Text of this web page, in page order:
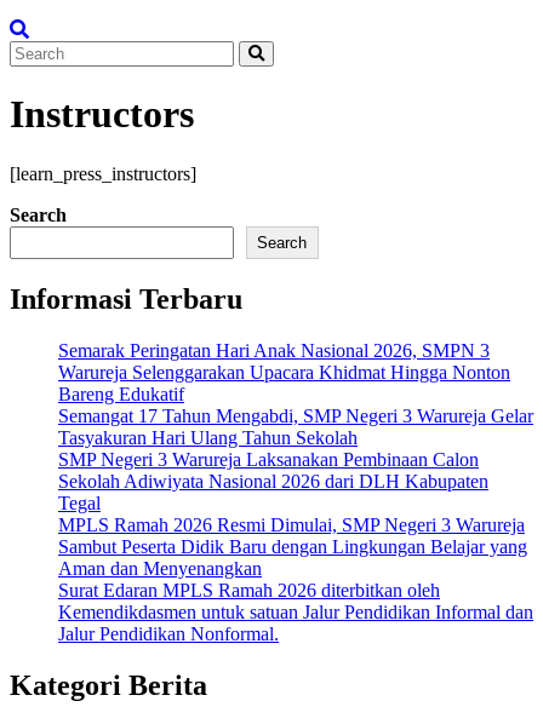
Instructors
[learn_press_instructors]
Search
Search
Informasi Terbaru
Semarak Peringatan Hari Anak Nasional 2026, SMPN 3
Warureja Selenggarakan Upacara Khidmat Hingga Nonton
Bareng Edukatif
Semangat 17 Tahun Mengabdi, SMP Negeri 3 Warureja Gelar
Tasyakuran Hari Ulang Tahun Sekolah
SMP Negeri 3 Warureja Laksanakan Pembinaan Calon
Sekolah Adiwiyata Nasional 2026 dari DLH Kabupaten
Tegal
MPLS Ramah 2026 Resmi Dimulai, SMP Negeri 3 Warureja
Sambut Peserta Didik Baru dengan Lingkungan Belajar yang
Aman dan Menyenangkan
Surat Edaran MPLS Ramah 2026 diterbitkan oleh
Kemendikdasmen untuk satuan Jalur Pendidikan Informal dan
Jalur Pendidikan Nonformal.
Kategori Berita